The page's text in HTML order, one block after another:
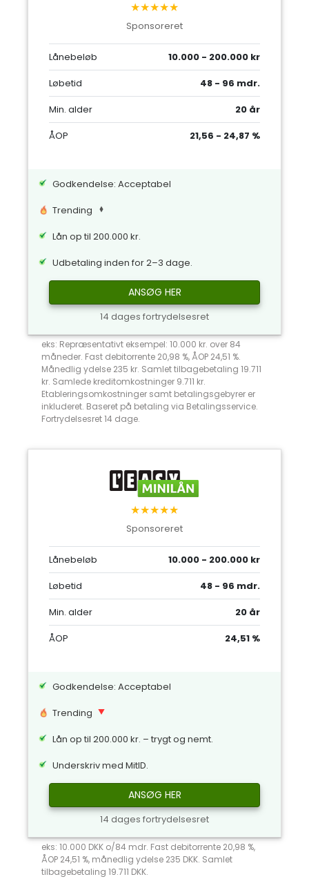
★★★★★
Sponsoreret
Lånebeløb
10.000 - 200.000 kr
Løbetid
48 - 96 mdr.
Min. alder
20 år
ÅOP
21,56 - 24,87 %
Godkendelse: Acceptabel
Trending
Lån op til 200.000 kr.
Udbetaling inden for 2–3 dage.
ANSØG HER
14 dages fortrydelsesret
eks: Repræsentativt eksempel: 10.000 kr. over 84
måneder. Fast debitorrente 20,98 %, ÅOP 24,51 %.
Månedlig ydelse 235 kr. Samlet tilbagebetaling 19.711
kr. Samlede kreditomkostninger 9.711 kr.
Etableringsomkostninger samt betalingsgebyrer er
inkluderet. Baseret på betaling via Betalingsservice.
Fortrydelsesret 14 dage.
★★★★★
Sponsoreret
Lånebeløb
10.000 - 200.000 kr
Løbetid
48 - 96 mdr.
Min. alder
20 år
ÅOP
24,51 %
Godkendelse: Acceptabel
Trending
Lån op til 200.000 kr. – trygt og nemt.
Underskriv med MitID.
ANSØG HER
14 dages fortrydelsesret
eks: 10.000 DKK o/84 mdr. Fast debitorrente 20,98 %,
ÅOP 24,51 %, månedlig ydelse 235 DKK. Samlet
tilbagebetaling 19.711 DKK.